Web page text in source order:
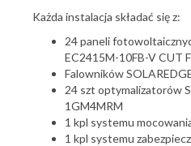
Każda instalacja składać się z:
24 paneli
EC2415M-10FB-V CUT
Falowników
24 szt optymalizatorów
1GM4MRM
1 kpl systemu
1 kpl systemu